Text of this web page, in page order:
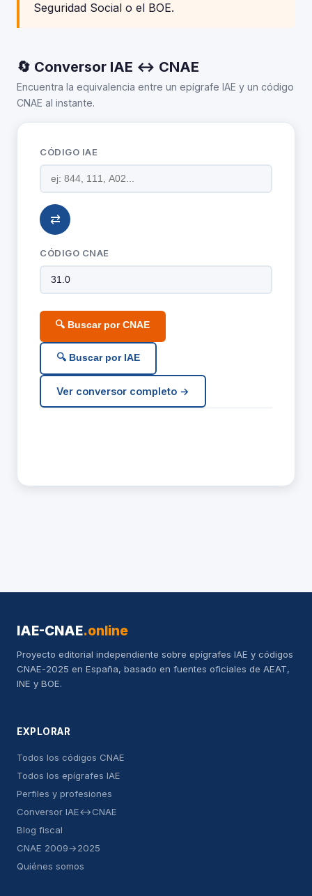
Seguridad Social o el BOE.
🔄 Conversor IAE ↔ CNAE
Encuentra la equivalencia entre un epígrafe IAE y un código
CNAE al instante.
CÓDIGO IAE
⇄
CÓDIGO CNAE
🔍 Buscar por CNAE
🔍 Buscar por IAE
Ver conversor completo →
IAE-CNAE.online
Proyecto editorial independiente sobre epígrafes IAE y códigos
CNAE-2025 en España, basado en fuentes oficiales de AEAT,
INE y BOE.
EXPLORAR
Todos los códigos CNAE
Todos los epígrafes IAE
Perfiles y profesiones
Conversor IAE↔CNAE
Blog fiscal
CNAE 2009→2025
Quiénes somos